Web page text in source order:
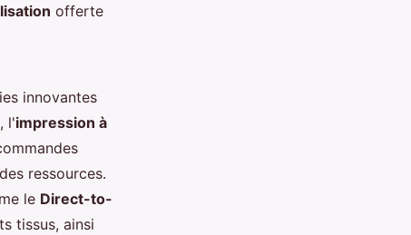
offerte
innovantes
l'impression à
ressources.
le Direct-to-
tissus, ainsi